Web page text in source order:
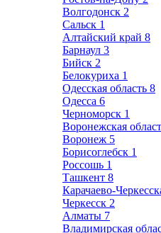
Волгодонск 2
Сальск 1
Алтайский край 8
Барнаул 3
Бийск 2
Белокуриха 1
Одесская область 8
Одесса 6
Черноморск 1
Воронежская
Воронеж 5
Борисоглебск 1
Россошь 1
Ташкент 8
Карачаево-
Черкесск 2
Алматы 7
Владимирская